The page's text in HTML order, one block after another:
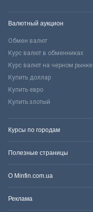
Валютный аукцион
Обмен валют
Курс валют в обменниках
Курс валют на черном рынке
Купить доллар
Купить евро
Купить злотый
Курсы по городам
Полезные страницы
О Minfin.com.ua
Реклама